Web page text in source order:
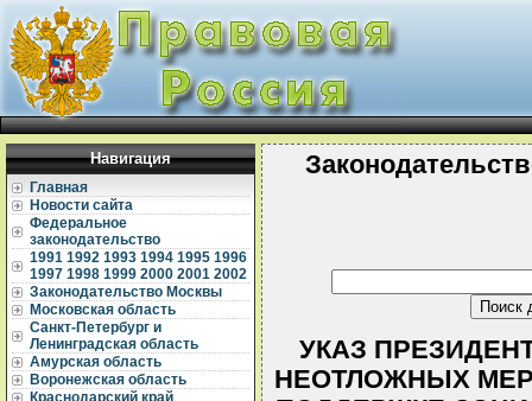
Навигация
Главная
Новости сайта
Федеральное
законодательство
1991 1992 1993 1994 1995 1996
1997 1998 1999 2000 2001 2002
Законодательство Москвы
Московская область
Санкт-Петербург и
Ленинградская область
Амурская область
Воронежская область
Краснодарский край
УКАЗ
НЕОТЛОЖНЫХ